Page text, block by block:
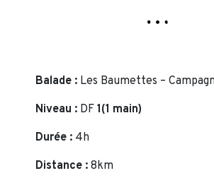
Balade : Les Baumettes –
Niveau : DF 1(1 main)
Durée : 4h
Distance : 8km